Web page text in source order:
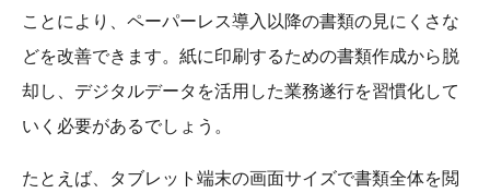
ことにより、ペーパーレス導入以降の書類の見にくさな
どを改善できます。紙に印刷するための書類作成から脱
却し、デジタルデータを活用した業務遂行を習慣化して
いく必要があるでしょう。
たとえば、タブレット端末の画面サイズで書類全体を閲